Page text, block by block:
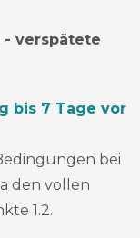
- verspätete
bis 7 Tage vor
bei
den vollen
1.2.